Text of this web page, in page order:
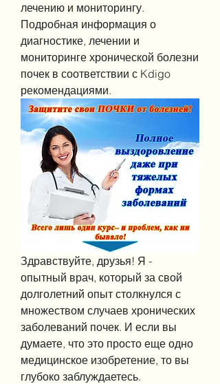
лечению и мониторингу.
Подробная информация о
диагностике, лечении и
мониторинге хронической болезни
почек в соответствии с Kdigo
рекомендациями.
Здравствуйте, друзья! Я -
опытный врач, который за свой
долголетний опыт столкнулся с
множеством случаев хронических
заболеваний почек. И если вы
думаете, что это просто еще одно
медицинское изобретение, то вы
глубоко заблуждаетесь.